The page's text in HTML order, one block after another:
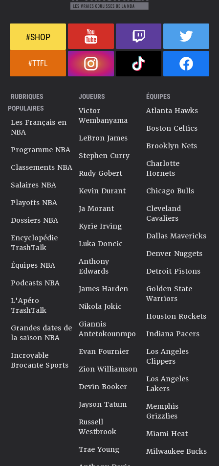
#SHOP
#TTFL
RUBRIQUES
POPULAIRES
Les Français en
NBA
Programme NBA
Classements NBA
Salaires NBA
Playoffs NBA
Dossiers NBA
Encyclopédie
TrashTalk
Équipes NBA
Podcasts NBA
L'Apéro
TrashTalk
Grandes dates de
la saison NBA
Incroyable
Brocante Sports
JOUEURS
Victor
Wembanyama
LeBron James
Stephen Curry
Rudy Gobert
Kevin Durant
Ja Morant
Kyrie Irving
Luka Doncic
Anthony
Edwards
James Harden
Nikola Jokic
Giannis
Antetokounmpo
Evan Fournier
Zion Williamson
Devin Booker
Jayson Tatum
Russell
Westbrook
Trae Young
ÉQUIPES
Atlanta Hawks
Boston Celtics
Brooklyn Nets
Charlotte
Hornets
Chicago Bulls
Cleveland
Cavaliers
Dallas Mavericks
Denver Nuggets
Detroit Pistons
Golden State
Warriors
Houston Rockets
Indiana Pacers
Los Angeles
Clippers
Los Angeles
Lakers
Memphis
Grizzlies
Miami Heat
Milwaukee Bucks